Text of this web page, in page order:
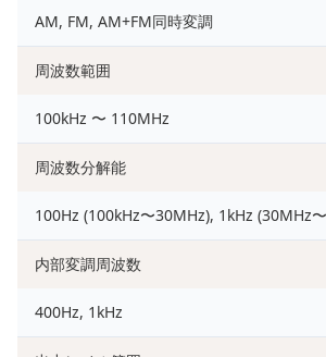
AM, FM, AM+FM同時変調
周波数範囲
100kHz 〜 110MHz
周波数分解能
100Hz (100kHz〜30MHz), 1kHz (30MHz
内部変調周波数
400Hz, 1kHz